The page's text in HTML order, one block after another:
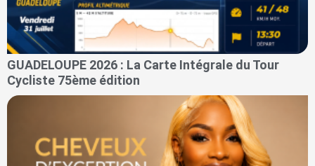
GUADELOUPE 2026 : La Carte Intégrale du Tour
Cycliste 75ème édition